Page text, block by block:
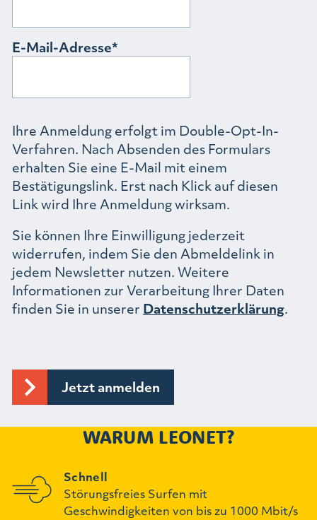
E-Mail-Adresse
Ihre Anmeldung erfolgt im Double-Opt-In-
Verfahren. Nach Absenden des Formulars
erhalten Sie eine E-Mail mit einem
Bestätigungslink. Erst nach Klick auf diesen
Link wird Ihre Anmeldung wirksam.
Sie können Ihre Einwilligung jederzeit
widerrufen, indem Sie den Abmeldelink in
jedem Newsletter nutzen. Weitere
Informationen zur Verarbeitung Ihrer Daten
finden Sie in unserer Datenschutzerklärung.
WARUM LEONET?
Schnell
Störungsfreies Surfen mit
Geschwindigkeiten von bis zu 1000 Mbit/s